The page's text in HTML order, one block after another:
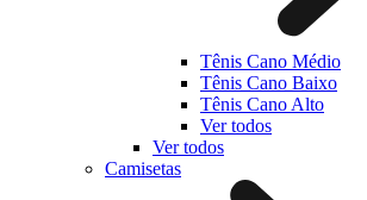
Tênis Cano Médio
Tênis Cano Baixo
Tênis Cano Alto
Ver todos
Ver todos
Camisetas